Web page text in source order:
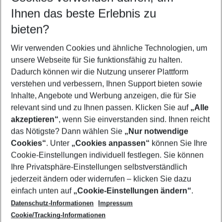
Reisezeitraum wählen
11.08.26– 09.08.27 5-8 Nächte
2 Erwachsene Keine Kinder
Mehr Filter anzeigen
Footer
Footer navigation
Über uns
AGB
Cookie-Einstellungen ändern
Cookie-Richtlinie
Datenschutz
Service & Hilfe
Barrierefreies Reisen
Check-in
Folgen Sie uns
Ihnen das beste Erlebnis zu
bieten?
Wir verwenden Cookies und ähnliche Technologien, um
unsere Webseite für Sie funktionsfähig zu halten.
Dadurch können wir die Nutzung unserer Plattform
verstehen und verbessern, Ihnen Support bieten sowie
Inhalte, Angebote und Werbung anzeigen, die für Sie
relevant sind und zu Ihnen passen. Klicken Sie auf „Alle
akzeptieren“, wenn Sie einverstanden sind. Ihnen reicht
das Nötigste? Dann wählen Sie „Nur notwendige
Cookies“. Unter „Cookies anpassen“ können Sie Ihre
Cookie-Einstellungen individuell festlegen. Sie können
Ihre Privatsphäre-Einstellungen selbstverständlich
jederzeit ändern oder widerrufen – klicken Sie dazu
einfach unten auf „Cookie-Einstellungen ändern“.
Datenschutz-Informationen
Impressum
Cookie/Tracking-Informationen